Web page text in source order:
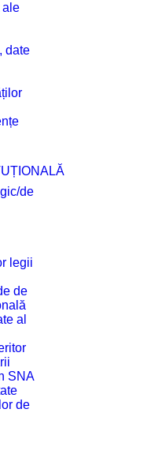
ale
date
de
legii
de
al
SNA
de